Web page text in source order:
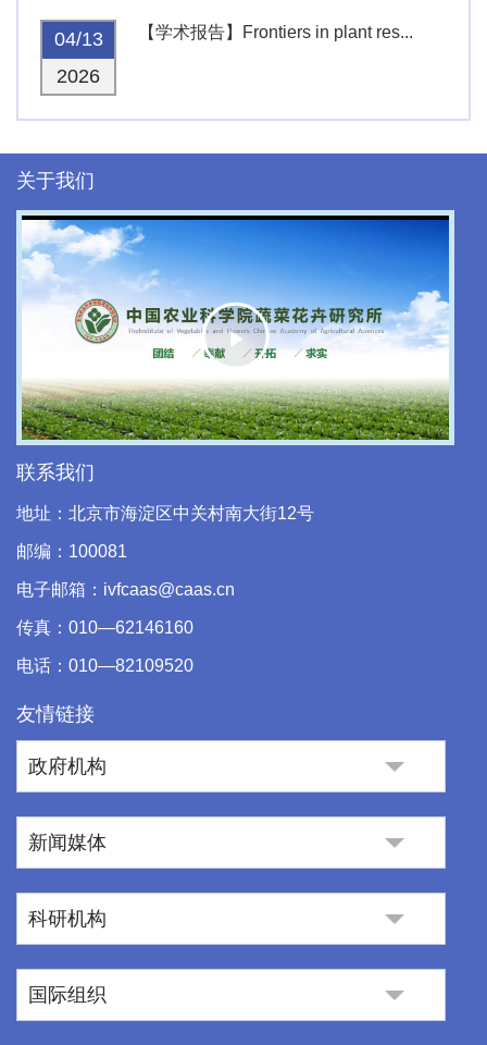
04/13
2026
【学术报告】Frontiers in plant res...
关于我们
Play
Video
联系我们
地址：北京市海淀区中关村南大街12号
邮编：100081
电子邮箱：ivfcaas@caas.cn
传真：010—62146160
电话：010—82109520
友情链接
政府机构
新闻媒体
科研机构
国际组织